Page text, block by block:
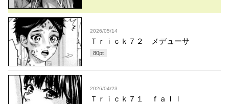
2026/05/14
Ｔｒｉｃｋ７２ メデューサ
80pt
2026/04/23
Ｔｒｉｃｋ７１ ｆａｌｌ